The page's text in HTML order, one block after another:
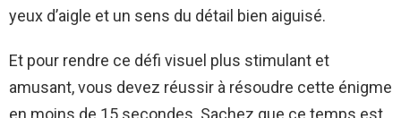
yeux d’aigle et un sens du détail bien aiguisé.
Et pour rendre ce défi visuel plus stimulant et
amusant, vous devez réussir à résoudre cette énigme
en moins de 15 secondes. Sachez que ce temps est